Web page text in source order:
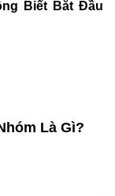
Biết Bắt Đầu
Là Gì?